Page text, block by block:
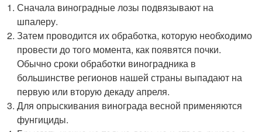
Сначала виноградные лозы подвязывают на
шпалеру.
Затем проводится их обработка, которую необходимо
провести до того момента, как появятся почки.
Обычно сроки обработки виноградника в
большинстве регионов нашей страны выпадают на
первую или вторую декаду апреля.
Для опрыскивания винограда весной применяются
фунгициды.